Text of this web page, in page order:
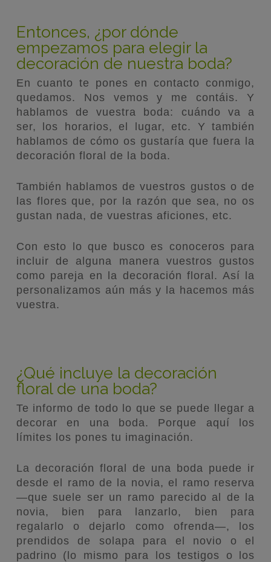
Entonces, ¿por dónde
empezamos para elegir la
decoración de nuestra boda?
En cuanto te pones en contacto conmigo,
quedamos. Nos vemos y me contáis. Y
hablamos de vuestra boda: cuándo va a
ser, los horarios, el lugar, etc. Y también
hablamos de cómo os gustaría que fuera la
decoración floral de la boda.
También hablamos de vuestros gustos o de
las flores que, por la razón que sea, no os
gustan nada, de vuestras aficiones, etc.
Con esto lo que busco es conoceros para
incluir de alguna manera vuestros gustos
como pareja en la decoración floral. Así la
personalizamos aún más y la hacemos más
vuestra.
¿Qué incluye la decoración
floral de una boda?
Te informo de todo lo que se puede llegar a
decorar en una boda. Porque aquí los
límites los pones tu imaginación.
La decoración floral de una boda puede ir
desde el ramo de la novia, el ramo reserva
—que suele ser un ramo parecido al de la
novia, bien para lanzarlo, bien para
regalarlo o dejarlo como ofrenda—, los
prendidos de solapa para el novio o el
padrino (lo mismo para los testigos o los